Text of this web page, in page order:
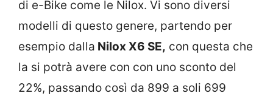
di e-Bike come le Nilox. Vi sono diversi
modelli di questo genere, partendo per
esempio dalla Nilox X6 SE, con questa che
la si potrà avere con con uno sconto del
22%, passando così da 899 a soli 699